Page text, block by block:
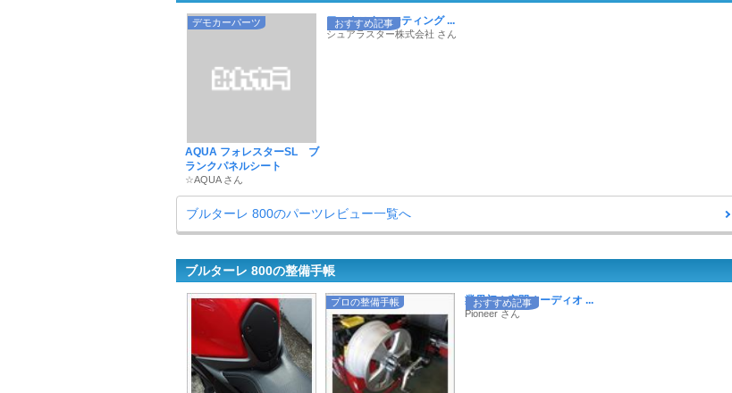
デモカーパーツ
AQUA フォレスターSL ブ
ランクパネルシート
☆AQUA さん
おすすめ記事
ワックスやコーティング ...
シュアラスター株式会社 さん
ブルターレ 800のパーツレビュー一覧へ
ブルターレ 800の整備手帳
プロの整備手帳 おすすめ記事
業界初！空間オーディオ ...
Pioneer さん